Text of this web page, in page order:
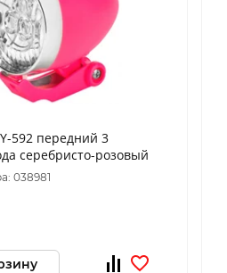
592 передний 3
серебристо-розовый
038981